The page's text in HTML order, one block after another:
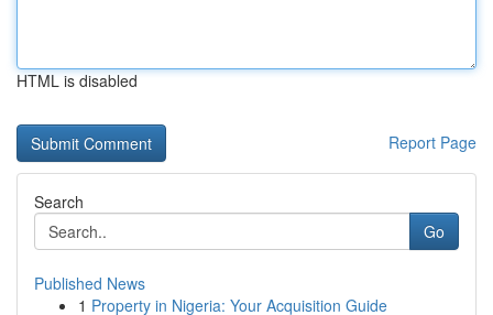
HTML is disabled
Report Page
Search
Go
Published News
1 Property in Nigeria: Your Acquisition Guide